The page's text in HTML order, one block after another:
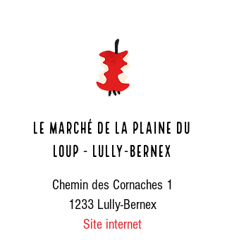
Le Marché de la plaine du
loup - Lully-Bernex
Chemin des Cornaches 1
1233 Lully-Bernex
Site internet